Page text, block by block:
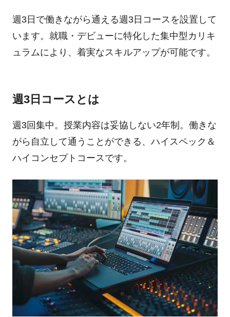
週3日で働きながら通える週3日コースを設置して
います。就職・デビューに特化した集中型カリキ
ュラムにより、着実なスキルアップが可能です。
週3日コースとは
週3回集中。授業内容は妥協しない2年制。働きな
がら自立して通うことができる、ハイスペック＆
ハイコンセプトコースです。